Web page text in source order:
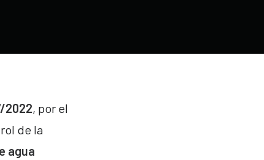
2022, por el
de la
agua